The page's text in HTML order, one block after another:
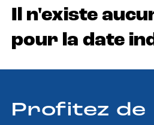
Il n'existe
pour la date
Profitez de